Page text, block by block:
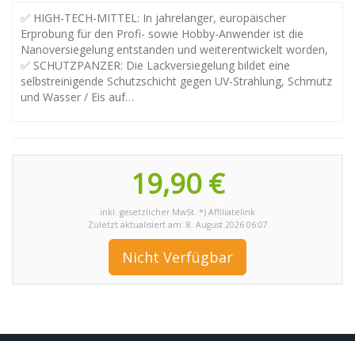
✅ HIGH-TECH-MITTEL: In jahrelanger, europäischer
Erprobung für den Profi- sowie Hobby-Anwender ist die
Nanoversiegelung entstanden und weiterentwickelt worden,
✅ SCHUTZPANZER: Die Lackversiegelung bildet eine
selbstreinigende Schutzschicht gegen UV-Strahlung, Schmutz
und Wasser / Eis auf…
19,90 €
inkl. gesetzlicher MwSt. *) Affiliatelink
Zuletzt aktualisiert am: 8. August 2026 06:07
Nicht Verfügbar